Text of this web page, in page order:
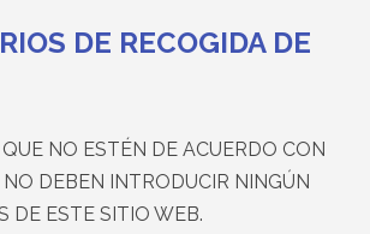
DE RECOGIDA DE
NO ESTÉN DE ACUERDO CON
DEBEN INTRODUCIR NINGÚN
DE ESTE SITIO WEB.